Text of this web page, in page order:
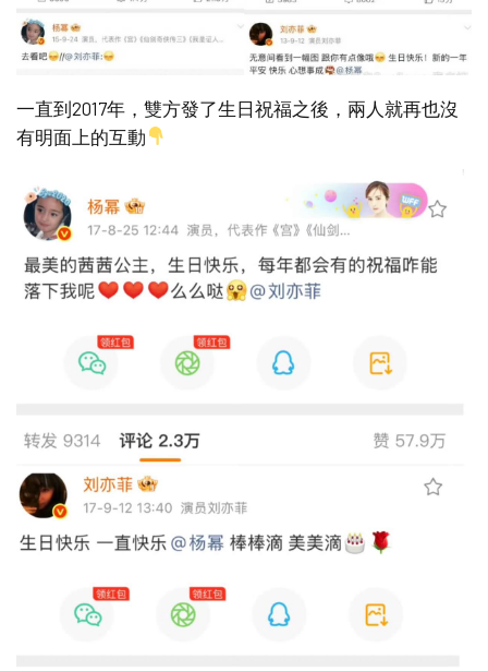
一直到2017年，雙方發了生日祝福之後，兩人就再也沒
有明面上的互動